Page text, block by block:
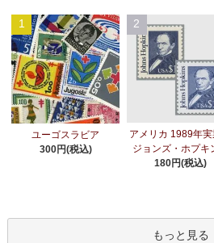
1
ユーゴスラビア
300円(税込)
2
アメリカ 1989年実
ジョンズ・ホプキ
180円(税込)
もっと見る